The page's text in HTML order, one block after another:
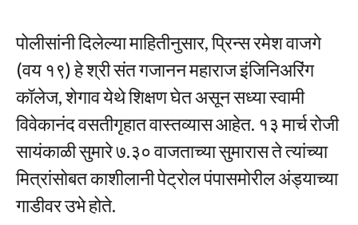
पोलीसांनी दिलेल्या माहितीनुसार, प्रिन्स रमेश वाजगे
(वय १९) हे श्री संत गजानन महाराज इंजिनिअरिंग
कॉलेज, शेगाव येथे शिक्षण घेत असून सध्या स्वामी
विवेकानंद वसतीगृहात वास्तव्यास आहेत. १३ मार्च रोजी
सायंकाळी सुमारे ७.३० वाजताच्या सुमारास ते त्यांच्या
मित्रांसोबत काशीलानी पेट्रोल पंपासमोरील अंड्याच्या
गाडीवर उभे होते.